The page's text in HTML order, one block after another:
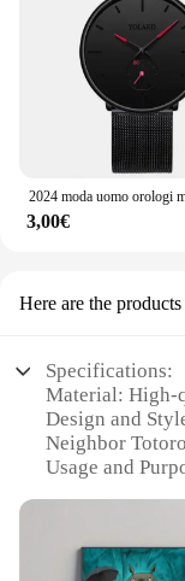
3,00€
Here are the
Specifications:
Material:
Design and
Neighbor
Usage and
Performance
easy to apply